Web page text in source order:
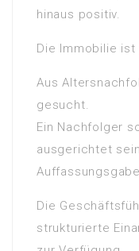
hinaus positiv.
Die Immobilie
Aus
gesucht.
Ein Nachfolger
ausgerichtet
Die
strukturierte